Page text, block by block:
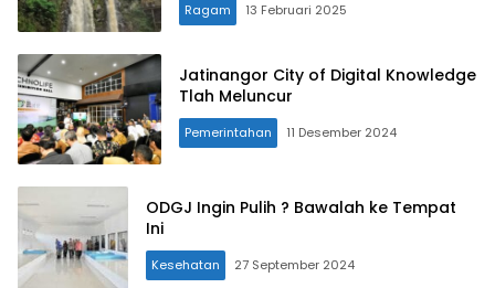
Ragam 13 Februari 2025
Jatinangor City of Digital Knowledge
Tlah Meluncur
Pemerintahan 11 Desember 2024
ODGJ Ingin Pulih ? Bawalah ke Tempat
Ini
Kesehatan 27 September 2024